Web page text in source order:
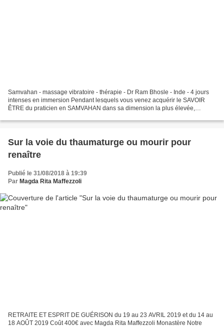
Samvahan - massage vibratoire - thérapie - Dr Ram Bhosle - Inde - 4 jours
intenses en immersion Pendant lesquels vous venez acquérir le SAVOIR
ÊTRE du praticien en SAMVAHAN dans sa dimension la plus élevée,
Sur la voie du thaumaturge ou mourir pour
renaître
Publié le 31/08/2018 à 19:39
Par Magda Rita Maffezzoli
RETRAITE ET ESPRIT DE GUÉRISON du 19 au 23 AVRIL 2019 et du 14 au
18 AOÛT 2019 Coût 400€ avec Magda Rita Maffezzoli Monastère Notre